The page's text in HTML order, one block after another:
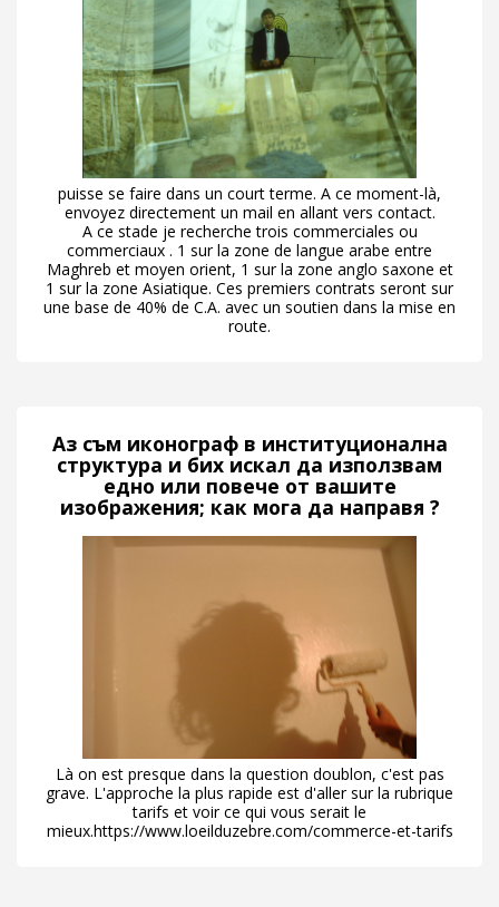
puisse se faire dans un court terme. A ce moment-là,
envoyez directement un mail en allant vers contact.
A ce stade je recherche trois commerciales ou
commerciaux . 1 sur la zone de langue arabe entre
Maghreb et moyen orient, 1 sur la zone anglo saxone et
1 sur la zone Asiatique. Ces premiers contrats seront sur
une base de 40% de C.A. avec un soutien dans la mise en
route.
Аз съм иконограф в институционална
структура и бих искал да използвам
едно или повече от вашите
изображения; как мога да направя ?
Là on est presque dans la question doublon, c'est pas
grave. L'approche la plus rapide est d'aller sur la rubrique
tarifs et voir ce qui vous serait le
mieux.https://www.loeilduzebre.com/commerce-et-tarifs